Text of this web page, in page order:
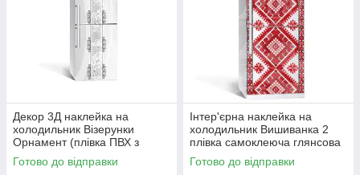
Декор 3Д наклейка на
холодильник Візерунки
Орнамент (плівка ПВХ з
ламінацією) 600х1800 мм
Абстракція Сірий
Готово до відправки
Інтер'єрна наклейка на
холодильник Вишиванка 2
плівка самоклеюча глянсова
з ламінацією 600х1800 мм
Готово до відправки